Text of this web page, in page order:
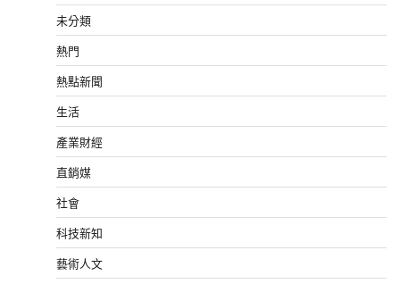
未分類
熱門
熱點新聞
生活
產業財經
直銷媒
社會
科技新知
藝術人文